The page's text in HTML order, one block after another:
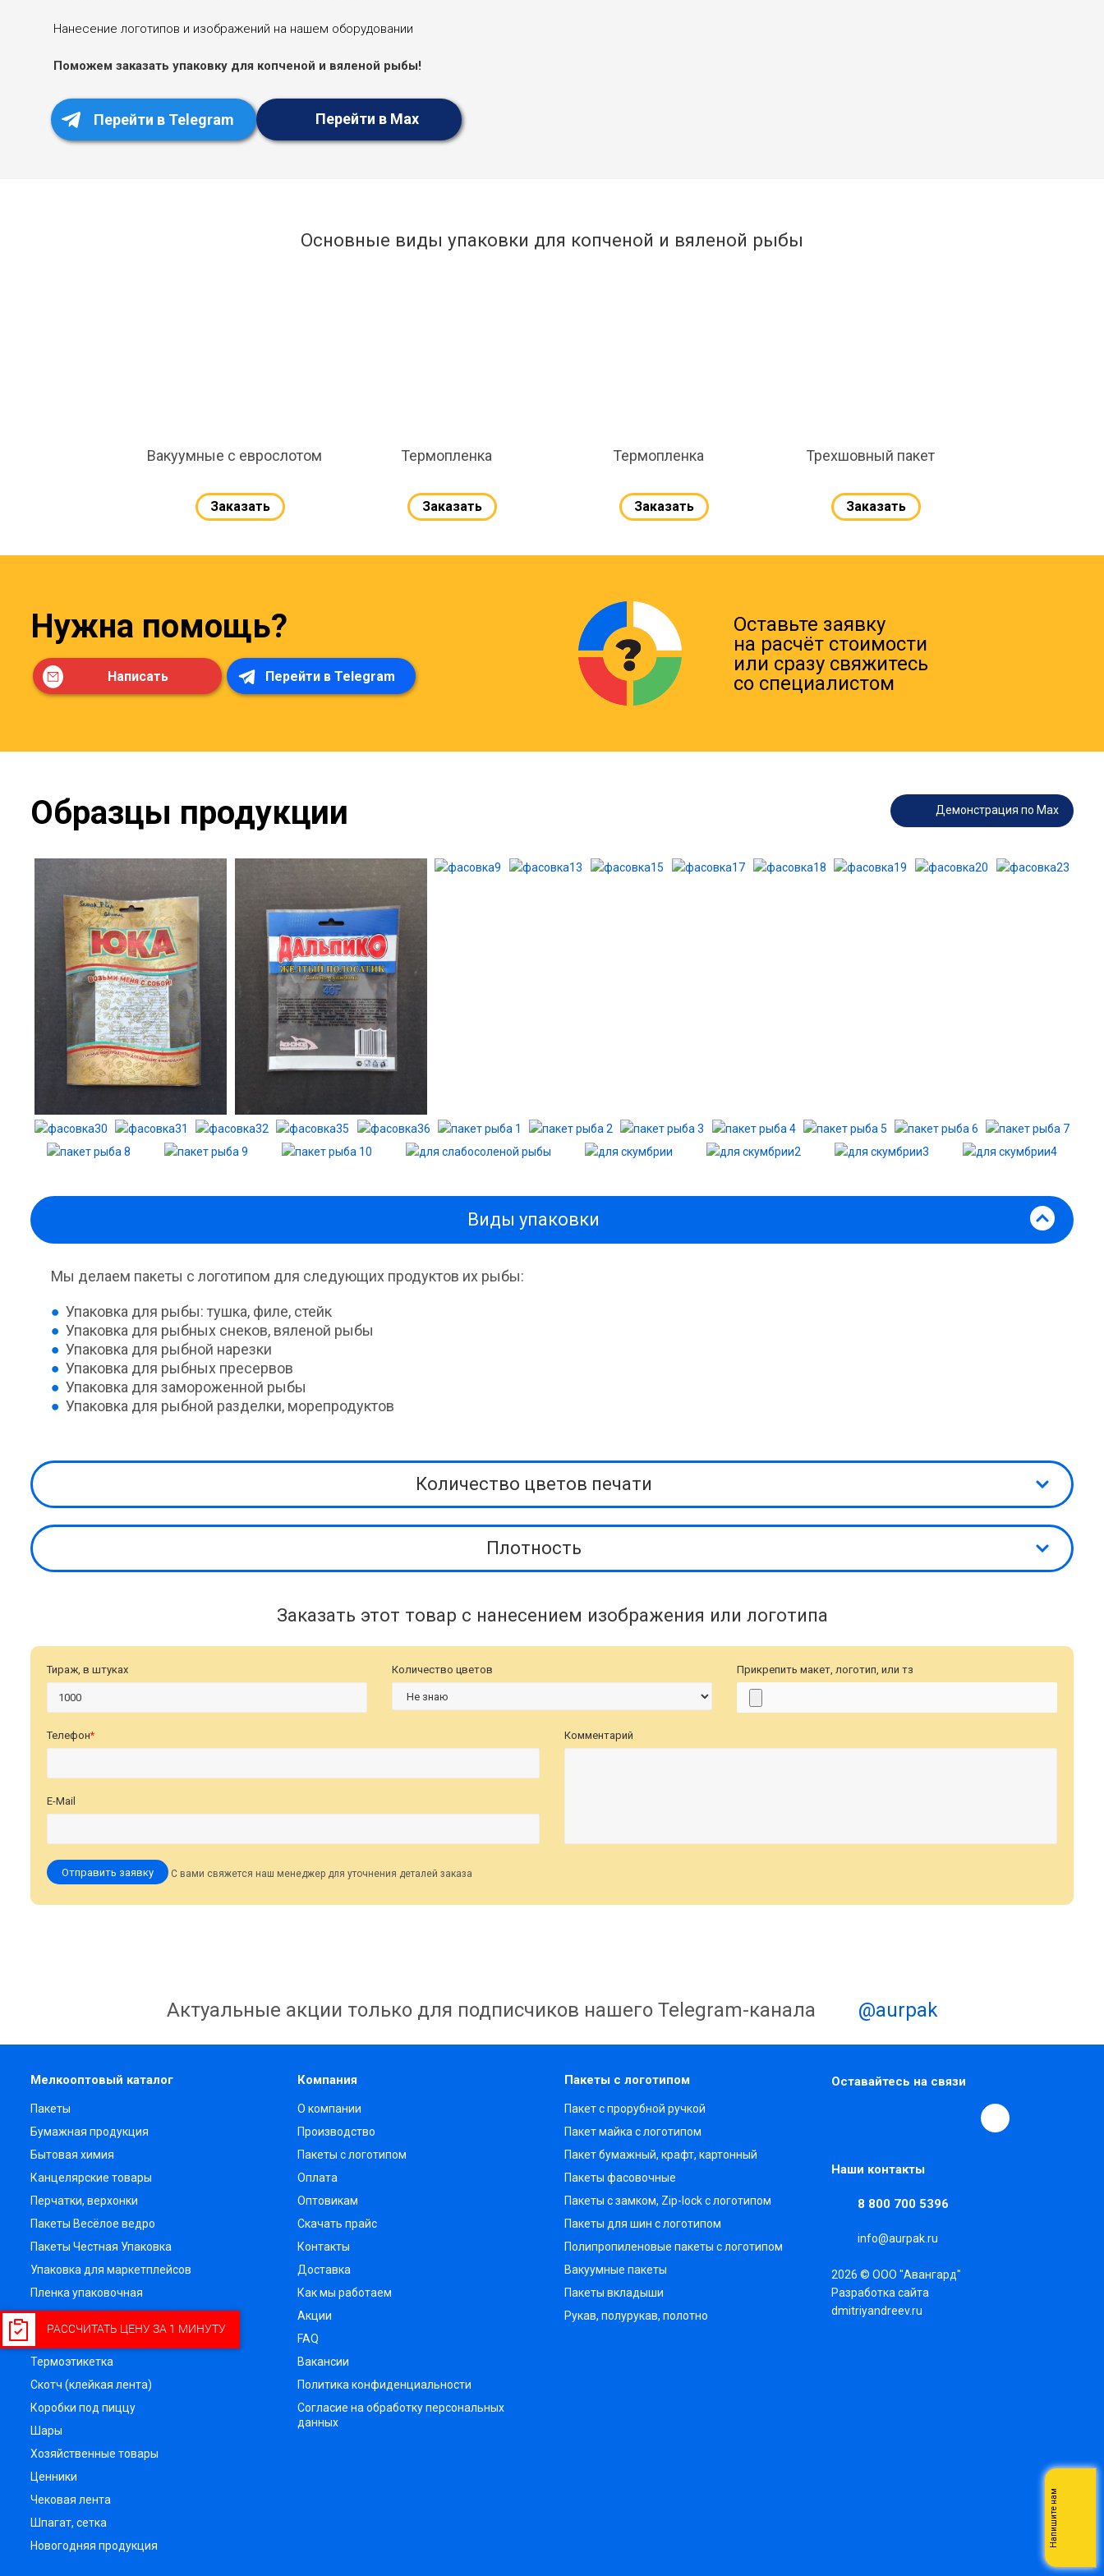
Нанесение логотипов и изображений на нашем оборудовании
Поможем заказать упаковку для копченой и вяленой рыбы!
Перейти в Telegram Перейти в Max
Основные виды упаковки для копченой и вяленой рыбы
Вакуумные с еврослотом
Заказать
Термопленка
Заказать
Термопленка
Заказать
Трехшовный пакет
Заказать
Нужна помощь?
Написать Перейти в Telegram
Оставьте заявку
на расчёт стоимости
или сразу свяжитесь
со специалистом
Образцы продукции Демонстрация по Max
Виды упаковки
Мы делаем пакеты с логотипом для следующих продуктов их рыбы:
Упаковка для рыбы: тушка, филе, стейк
Упаковка для рыбных снеков, вяленой рыбы
Упаковка для рыбной нарезки
Упаковка для рыбных пресервов
Упаковка для замороженной рыбы
Упаковка для рыбной разделки, морепродуктов
Количество цветов печати
Плотность
Заказать этот товар с нанесением изображения или логотипа
Тираж, в штуках Количество цветов Прикрепить макет, логотип, или тз
Телефон*
E-Mail
Комментарий
Отправить заявку С вами свяжется наш менеджер для уточнения деталей заказа
Актуальные акции только для подписчиков нашего Telegram-канала @aurpak
Мелкооптовый каталог
Пакеты
Бумажная продукция
Бытовая химия
Канцелярские товары
Перчатки, верхонки
Пакеты Весёлое ведро
Пакеты Честная Упаковка
Упаковка для маркетплейсов
Пленка упаковочная
Подарочная упаковка и сувениры
Посуда одноразовая
Термоэтикетка
Скотч (клейкая лента)
Коробки под пиццу
Шары
Хозяйственные товары
Ценники
Чековая лента
Шпагат, сетка
Новогодняя продукция
Компания
О компании
Производство
Пакеты с логотипом
Оплата
Оптовикам
Скачать прайс
Контакты
Доставка
Как мы работаем
Акции
FAQ
Вакансии
Политика конфиденциальности
Согласие на обработку персональных
данных
Пакеты с логотипом
Пакет с прорубной ручкой
Пакет майка с логотипом
Пакет бумажный, крафт, картонный
Пакеты фасовочные
Пакеты с замком, Zip-lock с логотипом
Пакеты для шин с логотипом
Полипропиленовые пакеты с логотипом
Вакуумные пакеты
Пакеты вкладыши
Рукав, полурукав, полотно
Оставайтесь на связи
Наши контакты
8 800 700 5396
info@aurpak.ru
2026 © ООО "Авангард"
Разработка сайта
dmitriyandreev.ru
Напишите нам
РАССЧИТАТЬ ЦЕНУ ЗА 1 МИНУТУ